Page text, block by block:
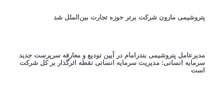
پتروشیمی مارون شرکت برتر حوزه تجارت بین‌الملل شد
مدیرعامل پتروشیمی بندرامام در آیین تودیع و معارفه سرپرست جدید
سرمایه انسانی: مدیریت سرمایه انسانی نقطه اثرگذار بر کل شرکت
است